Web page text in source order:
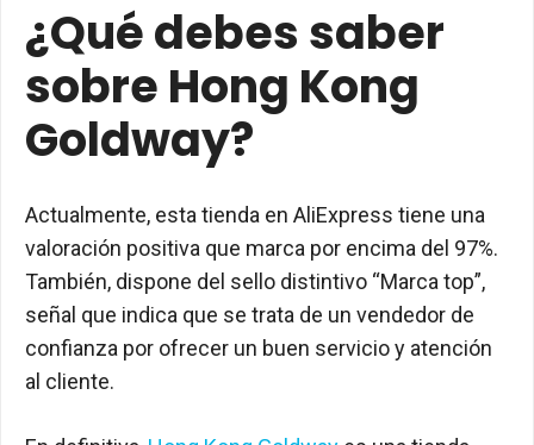
¿Qué debes saber
sobre Hong Kong
Goldway?
Actualmente, esta tienda en AliExpress tiene una
valoración positiva que marca por encima del 97%.
También, dispone del sello distintivo “Marca top”,
señal que indica que se trata de un vendedor de
confianza por ofrecer un buen servicio y atención
al cliente.